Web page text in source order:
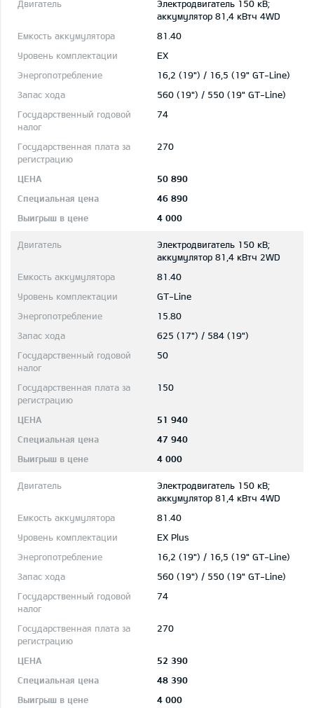
Электродвигатель 150 кВ;
aккумулятор 81,4 кВтч 4WD
81.40
EX
16,2 (19") / 16,5 (19" GT-Line)
560 (19") / 550 (19" GT-Line)
74
270
50 890
46 890
4 000
Электродвигатель 150 кВ;
aккумулятор 81,4 кВтч 2WD
81.40
GT-Line
15.80
625 (17") / 584 (19")
50
150
51 940
47 940
4 000
Электродвигатель 150 кВ;
aккумулятор 81,4 кВтч 4WD
81.40
EX Plus
16,2 (19") / 16,5 (19" GT-Line)
560 (19") / 550 (19" GT-Line)
74
270
52 390
48 390
4 000